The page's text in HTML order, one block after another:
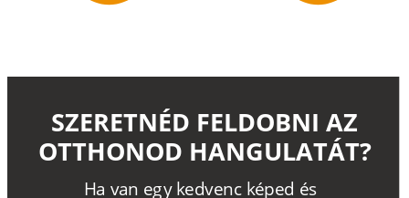
Ha van egy kedvenc képed és
SZERETNÉD FELDOBNI AZ
OTTHONOD HANGULATÁT?